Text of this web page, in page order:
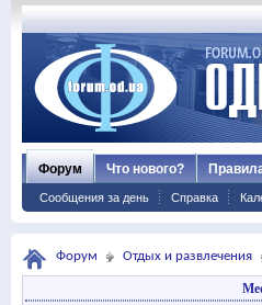
Форум
Сообщения за день Справка
Что нового?
Форум Отдых и развлечения